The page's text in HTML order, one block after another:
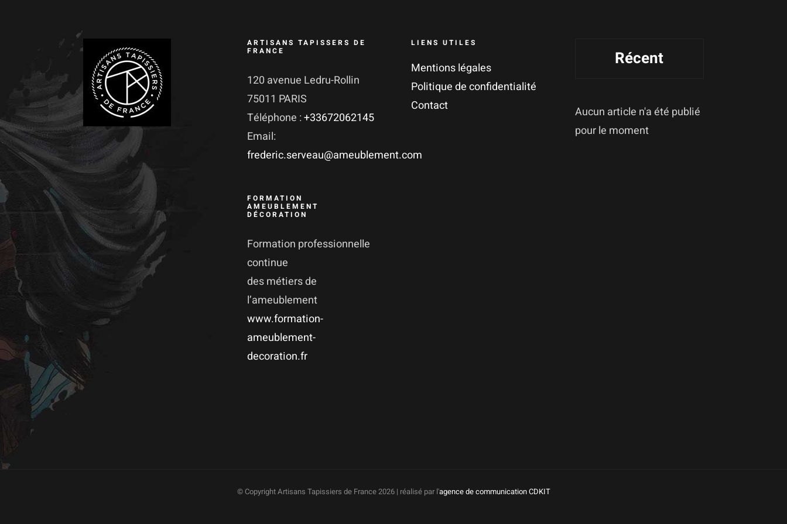
ARTISANS TAPISSERS DE
FRANCE
120 avenue Ledru-Rollin
75011 PARIS
Téléphone :+33672062145
Email:
frederic.serveau@ameublement.com
FORMATION
AMEUBLEMENT
DÉCORATION
Formation professionnelle
continue
des métiers de
l’ameublement
www.formation-
ameublement-
decoration.fr
LIENS UTILES
Mentions légales
Politique de confidentialité
Contact
Récent
Aucun article n'a été publié
pour le moment
© Copyright Artisans Tapissiers de France2026 | réalisé par l'agence de communication CDKIT